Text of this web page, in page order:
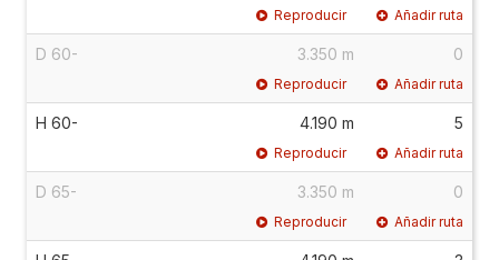
Reproducir Añadir ruta
D 60- 3.350 m 0
Reproducir Añadir ruta
H 60- 4.190 m 5
Reproducir Añadir ruta
D 65- 3.350 m 0
Reproducir Añadir ruta